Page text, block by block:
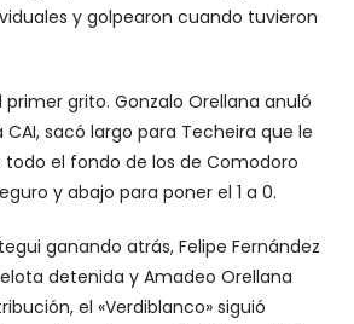
y golpearon cuando tuvieron
primer grito. Gonzalo Orellana anuló
sacó largo para Techeira que le
el fondo de los de Comodoro
y abajo para poner el 1 a 0.
ganando atrás, Felipe Fernández
detenida y Amadeo Orellana
el «Verdiblanco» siguió